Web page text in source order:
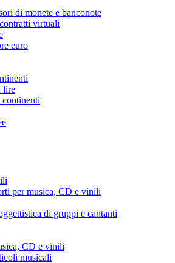
di monete e banconote
virtuali
euro
lire
continenti
per musica, CD e vinili
di gruppi e cantanti
CD e vinili
musicali